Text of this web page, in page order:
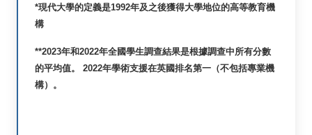
*現代大學的定義是1992年及之後獲得大學地位的高等教育機
構
**2023年和2022年全國學生調查結果是根據調查中所有分數
的平均值。 2022年學術支援在英國排名第一（不包括專業機
構）。